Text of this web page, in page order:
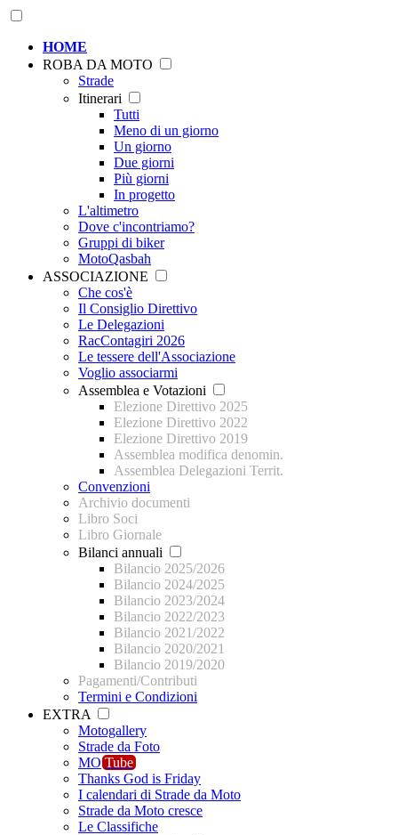
HOME
ROBA DA MOTO
Strade
Itinerari
Tutti
Meno di un giorno
Un giorno
Due giorni
Più giorni
In progetto
L'altimetro
Dove c'incontriamo?
Gruppi di biker
MotoQasbah
ASSOCIAZIONE
Che cos'è
Il Consiglio Direttivo
Le Delegazioni
RacContagiri 2026
Le tessere dell'Associazione
Voglio associarmi
Assemblea e Votazioni
Elezione Direttivo 2025
Elezione Direttivo 2022
Elezione Direttivo 2019
Assemblea modifica denomin.
Assemblea Delegazioni Territ.
Convenzioni
Archivio documenti
Libro Soci
Libro Giornale
Bilanci annuali
Bilancio 2025/2026
Bilancio 2024/2025
Bilancio 2023/2024
Bilancio 2022/2023
Bilancio 2021/2022
Bilancio 2020/2021
Bilancio 2019/2020
Pagamenti/Contributi
Termini e Condizioni
EXTRA
Motogallery
Strade da Foto
MO Tube
Thanks God is Friday
I calendari di Strade da Moto
Strade da Moto cresce
Le Classifiche